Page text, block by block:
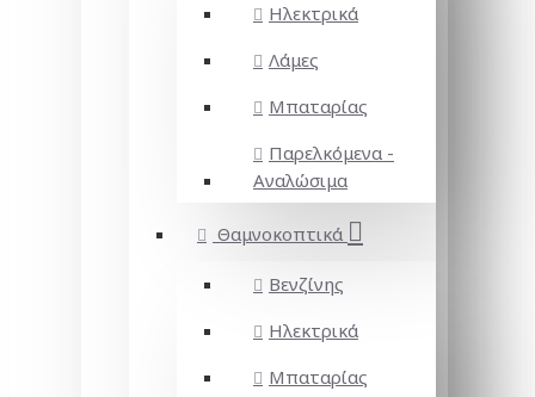
Ηλεκτρικά
Λάμες
Μπαταρίας
Παρελκόμενα -
Αναλώσιμα
Θαμνοκοπτικά
Βενζίνης
Ηλεκτρικά
Μπαταρίας